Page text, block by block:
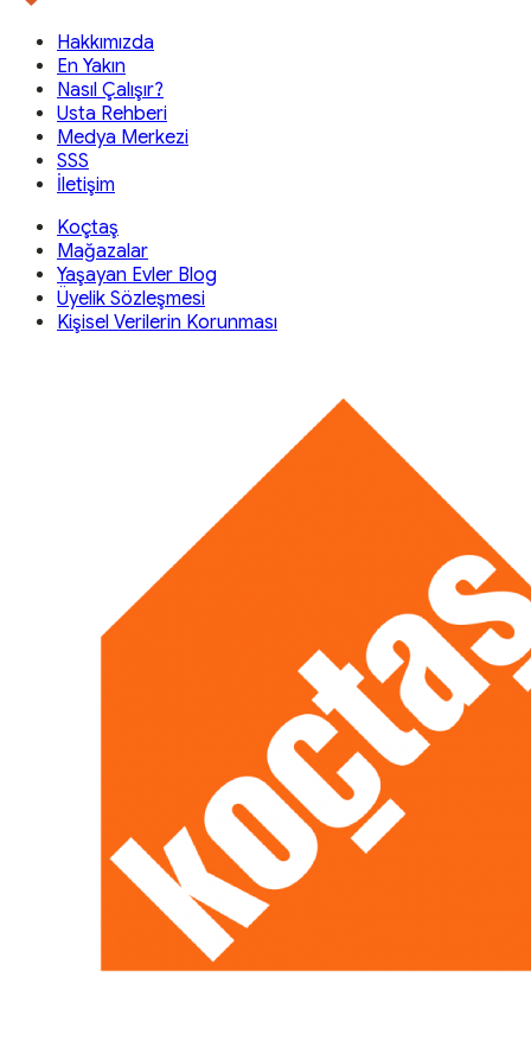
Hakkımızda
En Yakın
Nasıl Çalışır?
Usta Rehberi
Medya Merkezi
SSS
İletişim
Koçtaş
Mağazalar
Yaşayan Evler Blog
Üyelik Sözleşmesi
Kişisel Verilerin Korunması